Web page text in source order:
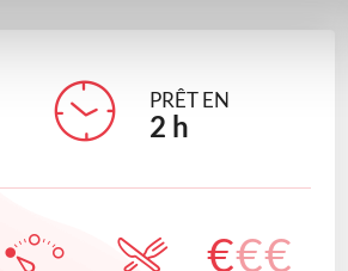
PRÊT EN
2 h
€€€